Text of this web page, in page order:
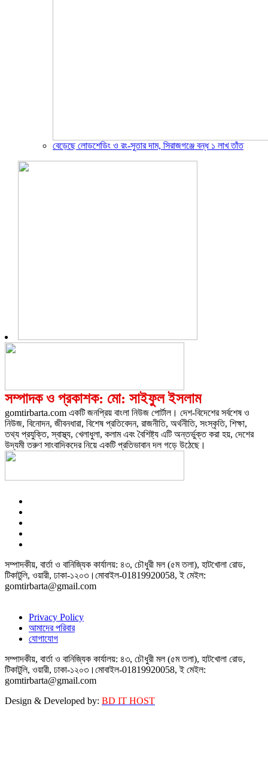
বেড়েছে লোডশেডিং ও রং-সুতার দাম, সিরাজগঞ্জে বন্ধ ১ লাখ তাঁত
সম্পাদক ও প্রকাশক: মো: সাইফুল ইসলাম
gomtirbarta.com একটি জনপ্রিয় বাংলা নিউজ পোর্টাল। দেশ-বিদেশের সর্বশেষ ও
নিউজ, বিনোদন, জীবনধারা, বিশেষ প্রতিবেদন, রাজনীতি, অর্থনীতি, সংস্কৃতি, শিক্ষা,
তথ্য প্রযুক্তি, স্বাস্থ্য, খেলাধুলা, কলাম এবং বৈশিষ্ট্য এটি অন্তর্ভুক্ত করা হয়, দেশের
উদ্যমী তরুণ সাংবাদিকদের নিয়ে একটি প্রতিভাবান দল গড়ে উঠেছে।
সম্পাদকীয়, বার্তা ও বানিজ্যিক কার্যালয়: ৪৩, চৌধুরী মল (৫ম তলা), হাটখোলা রোড,
টিকাটুলি, ওয়ারী, ঢাকা-১২০৩।মোবাইল-01819920058, ই মেইল:
gomtirbarta@gmail.com
Privacy Policy
আমাদের পরিবার
যোগাযোগ
সম্পাদকীয়, বার্তা ও বানিজ্যিক কার্যালয়: ৪৩, চৌধুরী মল (৫ম তলা), হাটখোলা রোড,
টিকাটুলি, ওয়ারী, ঢাকা-১২০৩।মোবাইল-01819920058, ই মেইল:
gomtirbarta@gmail.com
Design & Developed by: BD IT HOST